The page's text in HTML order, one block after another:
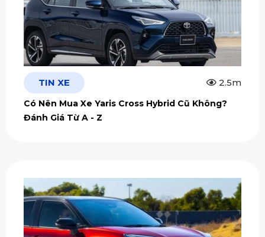
TIN XE 2.5m
Có Nên Mua Xe Yaris Cross Hybrid Cũ Không?
Đánh Giá Từ A - Z